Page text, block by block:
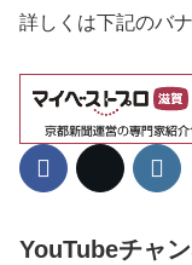
詳しくは下記のバ
YouTubeチャ